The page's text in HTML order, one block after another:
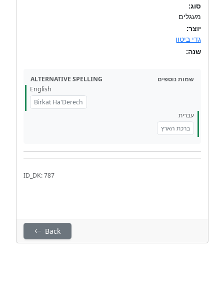
סוג:
מעגלים
יוצר:
גדי ביטון
שנה:
ALTERNATIVE SPELLING
שמות נוספים
English
Birkat Ha'Derech
עברית
ברכת הארץ
ID_DK: 787
Back